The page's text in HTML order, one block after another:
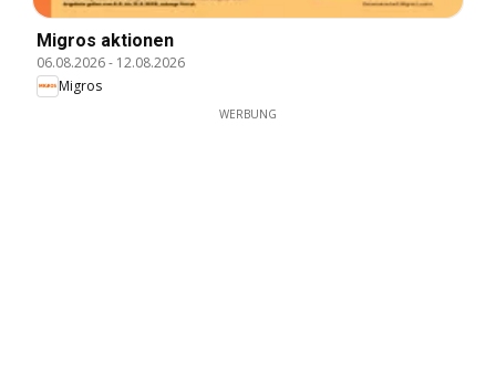
Migros aktionen
06.08.2026- 12.08.2026
Migros
WERBUNG